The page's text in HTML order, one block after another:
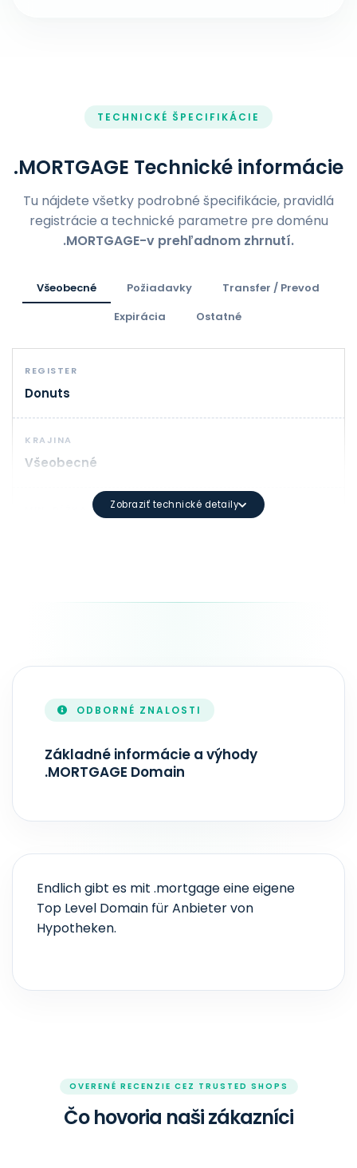
TECHNICKÉ ŠPECIFIKÁCIE
.MORTGAGE Technické informácie
Tu nájdete všetky podrobné špecifikácie, pravidlá
registrácie a technické parametre pre doménu
.MORTGAGE-v prehľadnom zhrnutí.
Všeobecné Požiadavky
Transfer / Prevod
Expirácia
Ostatné
REGISTER
Donuts
KRAJINA
Všeobecné
Minimálna dĺžka: 3 znakov Maximálna dĺžka: 63
1 - 10 rok(y)
AKTUALIZÁCIA ZONEFILE
Zobraziť technické detaily
ODBORNÉ ZNALOSTI
Základné informácie a výhody
.MORTGAGE Domain
Endlich gibt es mit .mortgage eine eigene
Top Level Domain für Anbieter von
Hypotheken.
OVERENÉ RECENZIE CEZ TRUSTED SHOPS
Čo hovoria naši zákazníci